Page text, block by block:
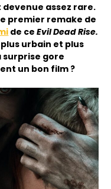
devenue assez rare.
premier remake de
de ceEvil Dead Rise.
urbain et plus
gore
un bon film ?